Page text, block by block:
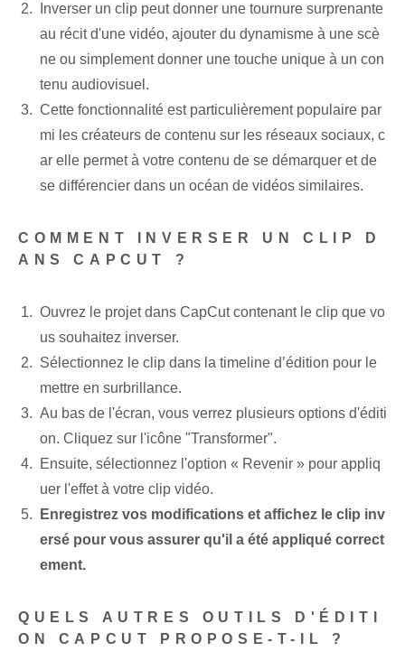
Inverser un clip peut donner une tournure surprenante
au récit d'une vidéo, ajouter du dynamisme à une scè
ne ou simplement donner une touche unique à un con
tenu audiovisuel.
Cette fonctionnalité est particulièrement populaire par
mi les créateurs de contenu sur les réseaux sociaux, c
ar elle permet à votre contenu de se démarquer et de
se différencier dans un océan de vidéos similaires.
COMMENT INVERSER UN CLIP D
ANS CAPCUT ?
Ouvrez le projet dans CapCut contenant le clip que vo
us souhaitez inverser.
Sélectionnez le clip dans la timeline d’édition pour le
mettre en surbrillance.
Au bas de l'écran, vous verrez plusieurs options d'éditi
on. Cliquez sur l'icône "Transformer".
Ensuite, sélectionnez l'option « Revenir » pour appliq
uer l'effet à votre clip vidéo.
Enregistrez vos modifications et affichez le clip inv
ersé pour vous assurer qu'il a été appliqué correct
ement.
QUELS AUTRES OUTILS D'ÉDITI
ON CAPCUT PROPOSE-T-IL ?